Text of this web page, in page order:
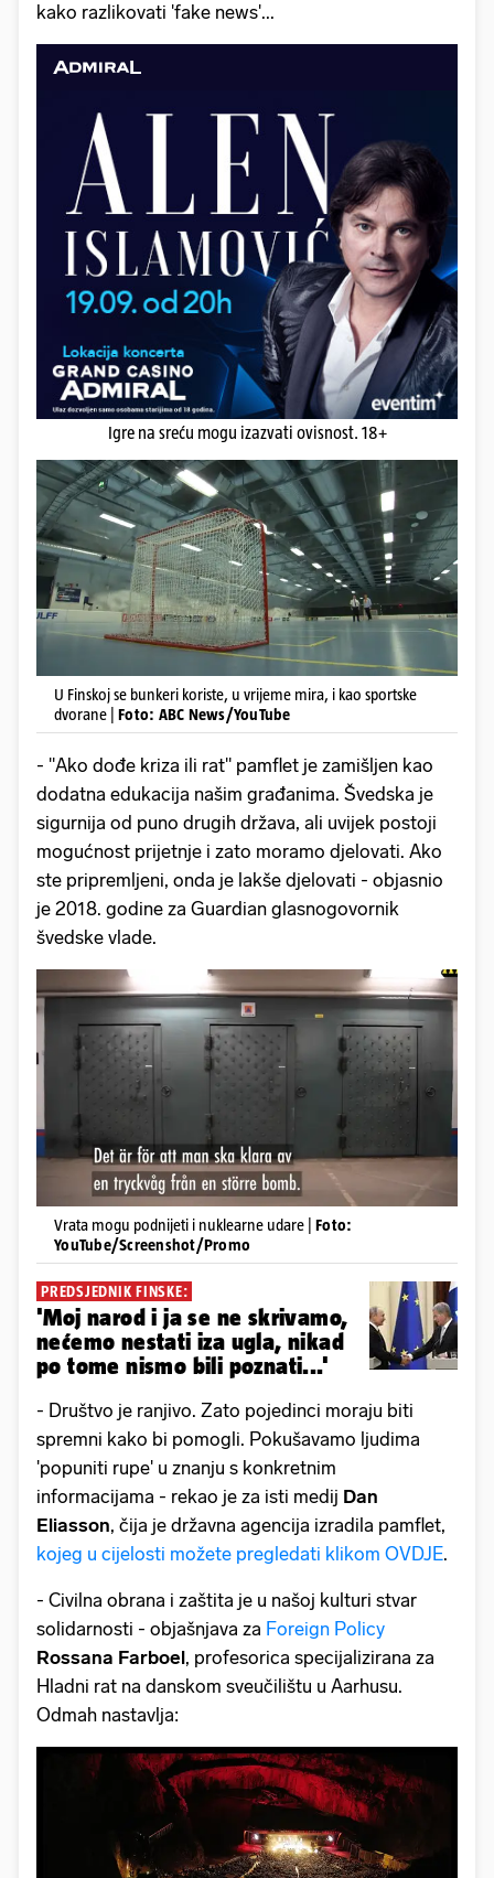
kako razlikovati 'fake news'...
Igre na sreću mogu izazvati ovisnost. 18+
U Finskoj se bunkeri koriste, u vrijeme mira, i kao sportske
dvorane | Foto: ABC News/YouTube
- "Ako dođe kriza ili rat" pamflet je zamišljen kao
dodatna edukacija našim građanima. Švedska je
sigurnija od puno drugih država, ali uvijek postoji
mogućnost prijetnje i zato moramo djelovati. Ako
ste pripremljeni, onda je lakše djelovati - objasnio
je 2018. godine za Guardian glasnogovornik
švedske vlade.
Vrata mogu podnijeti i nuklearne udare | Foto:
YouTube/Screenshot/Promo
PREDSJEDNIK FINSKE:
'Moj narod i ja se ne skrivamo,
nećemo nestati iza ugla, nikad
po tome nismo bili poznati...'
- Društvo je ranjivo. Zato pojedinci moraju biti
spremni kako bi pomogli. Pokušavamo ljudima
'popuniti rupe' u znanju s konkretnim
informacijama - rekao je za isti medij Dan
Eliasson, čija je državna agencija izradila pamflet,
kojeg u cijelosti možete pregledati klikom OVDJE.
- Civilna obrana i zaštita je u našoj kulturi stvar
solidarnosti - objašnjava za Foreign Policy
Rossana Farboel, profesorica specijalizirana za
Hladni rat na danskom sveučilištu u Aarhusu.
Odmah nastavlja: